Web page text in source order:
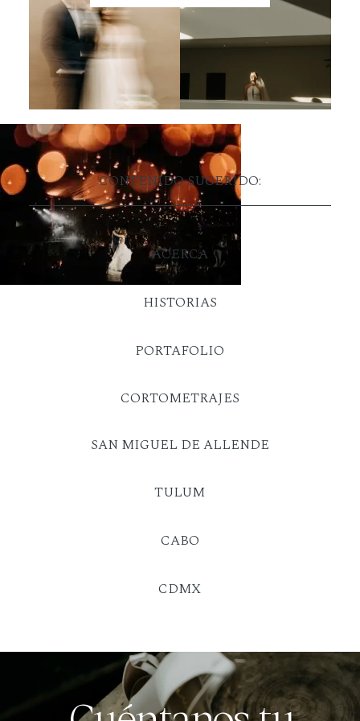
CONTENIDO SUGERIDO:
ACERCA
SAN MIGUEL DE ALLENDE
HISTORIAS
TULUM
PORTAFOLIO
CABO
CDMX
CORTOMETRAJES